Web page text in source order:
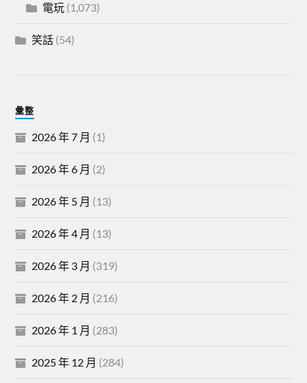
電玩 (1,073)
笑話 (54)
彙整
2026 年 7 月 (1)
2026 年 6 月 (2)
2026 年 5 月 (13)
2026 年 4 月 (13)
2026 年 3 月 (319)
2026 年 2 月 (216)
2026 年 1 月 (283)
2025 年 12 月 (284)